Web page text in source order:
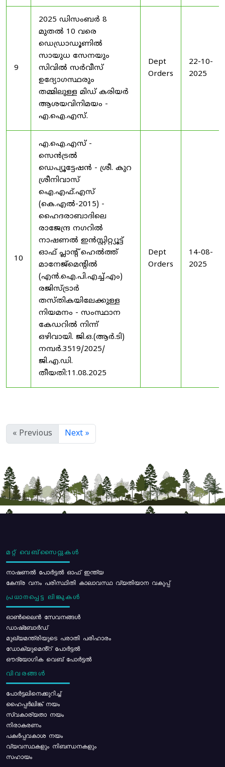
9
2025 ഡിസംബർ 8
മുതൽ 10 വരെ
ഡെഡ്രാഡൂണിൽ
സായുധ സേനയും
സിവിൽ സർവീസ്
ഉദ്യോഗസ്ഥരും
തമ്മിലുള്ള മിഡ് കരിയർ
ആശയവിനിമയം -
എ.ഐ.എസ്.
Dept
Orders
22-10-
2025
10
എ.ഐ.എസ് -
സെൻട്രൽ
ഡെപ്യൂട്ടേഷൻ - ശ്രീ. കുറ
ശ്രീനിവാസ്
ഐ.എഫ്.എസ്
(കെ.എൽ-2015) -
ഹൈദരാബാദിലെ
രാജേന്ദ്ര നഗറിൽ
നാഷണൽ ഇൻസ്റ്റിറ്റ്യൂട്ട്
ഓഫ് പ്ലാന്റ് ഹെൽത്ത്
മാനേജ്‌മെന്റിൽ
(എൻ.ഐ.പി.എച്ച്.എം)
രജിസ്ട്രാർ
തസ്തികയിലേക്കുള്ള
നിയമനം - സംസ്ഥാന
കേഡറിൽ നിന്ന്
ഒഴിവായി. ജി.ഒ.(ആർ.ടി)
നമ്പർ.3519/2025/
ജി.എ.ഡി.
തീയതി:11.08.2025
Dept
Orders
14-08-
2025
« Previous Next »
മറ്റ് വെബ്സൈറ്റുകൾ
നാഷണൽ പോർട്ടൽ ഓഫ് ഇന്ത്യ
കേന്ദ്ര വനം പരിസ്ഥിതി കാലാവസ്ഥ വ്യതിയാന വകുപ്പ്
പ്രധാനപ്പെട്ട ലിങ്കുകൾ
ഓൺലൈൻ സേവനങ്ങൾ
ഡാഷ്ബോർഡ്
മുഖ്യമന്ത്രിയുടെ പരാതി പരിഹാരം
ഡോക്യുമെൻ്റ് പോർട്ടൽ
ഔദ്യോഗിക വെബ് പോർട്ടൽ
വിവരങ്ങൾ
പോര്‍ട്ടലിനെക്കുറിച്ച്
ഹൈപ്പർലിങ്ക് നയം
സ്വകാര്യതാ നയം
നിരാകരണം
പകർപ്പവകാശ നയം
വ്യവസ്ഥകളും നിബന്ധനകളും
സഹായം